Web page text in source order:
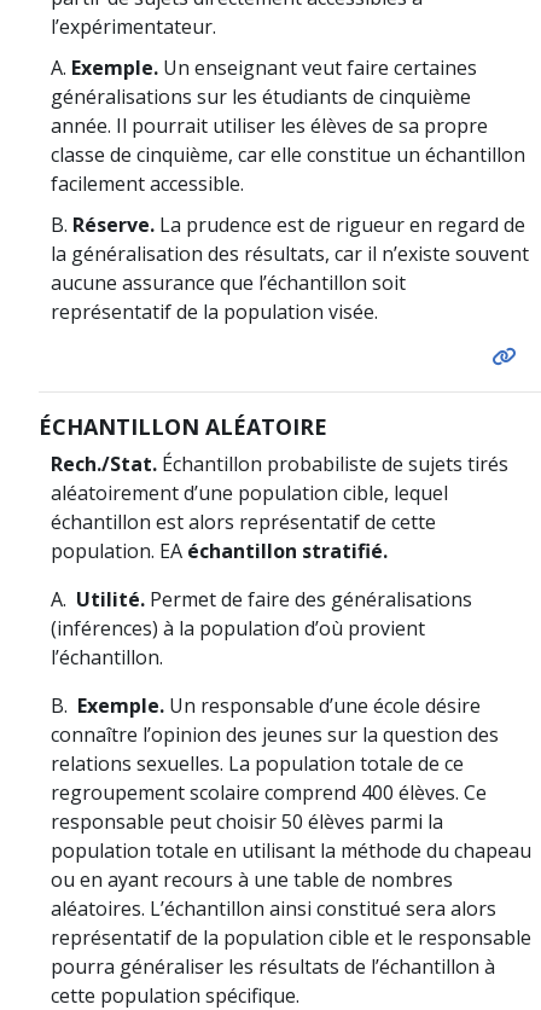
l’expérimentateur.
A. Exemple. Un enseignant veut faire certaines
généralisations sur les étudiants de cinquième
année. Il pourrait utiliser les élèves de sa propre
classe de cinquième, car elle constitue un échantillon
facilement accessible.
B. Réserve. La prudence est de rigueur en regard de
la généralisation des résultats, car il n’existe souvent
aucune assurance que l’échantillon soit
représentatif de la population visée.
ÉCHANTILLON ALÉATOIRE
Rech./Stat. Échantillon probabiliste de sujets tirés
aléatoirement d’une population cible, lequel
échantillon est alors représentatif de cette
population. EA échantillon stratifié.
A. Utilité. Permet de faire des généralisations
(inférences) à la population d’où provient
l’échantillon.
B. Exemple. Un responsable d’une école désire
connaître l’opinion des jeunes sur la question des
relations sexuelles. La population totale de ce
regroupement scolaire comprend 400 élèves. Ce
responsable peut choisir 50 élèves parmi la
population totale en utilisant la méthode du chapeau
ou en ayant recours à une table de nombres
aléatoires. L’échantillon ainsi constitué sera alors
représentatif de la population cible et le responsable
pourra généraliser les résultats de l’échantillon à
cette population spécifique.